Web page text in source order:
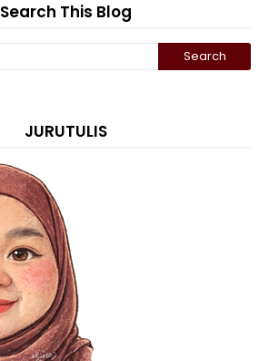
Search This Blog
JURUTULIS